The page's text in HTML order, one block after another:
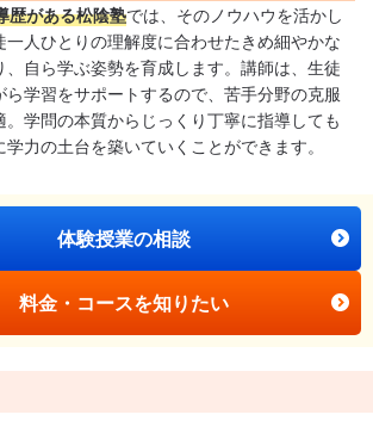
歴がある松陰塾では、そのノウハウを活かし
一人ひとりの理解度に合わせたきめ細やかな
、自ら学ぶ姿勢を育成します。講師は、生徒
学習をサポートするので、苦手分野の克服
学問の本質からじっくり丁寧に指導しても
力の土台を築いていくことができます。
体験授業の相談
料金・コースを知りたい